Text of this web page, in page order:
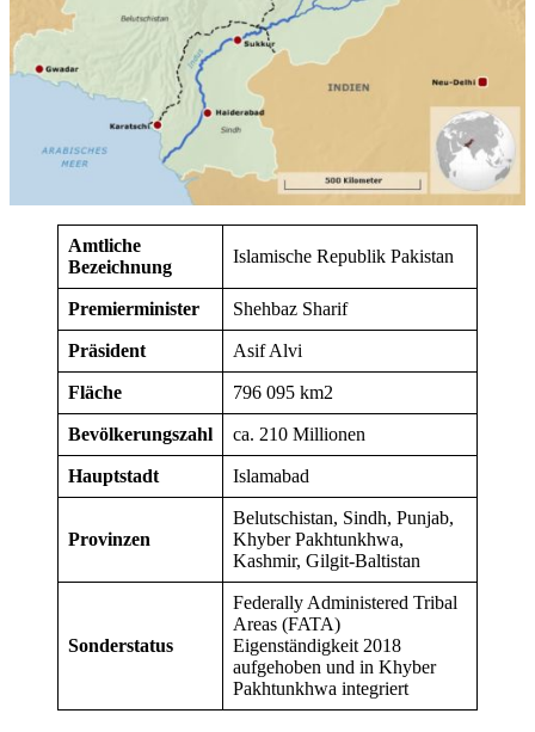
Amtliche
Bezeichnung
Islamische Republik Pakistan
Premierminister Shehbaz Sharif
Präsident Asif Alvi
Fläche 796 095 km2
Bevölkerungszahl ca. 210 Millionen
Hauptstadt Islamabad
Provinzen
Belutschistan, Sindh, Punjab,
Khyber Pakhtunkhwa,
Kashmir, Gilgit-Baltistan
Sonderstatus
Federally Administered Tribal
Areas (FATA)
Eigenständigkeit 2018
aufgehoben und in Khyber
Pakhtunkhwa integriert